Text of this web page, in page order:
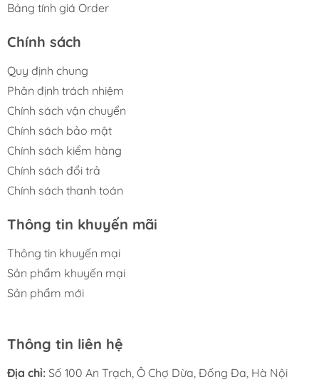
Bảng tính giá Order
Chính sách
Quy định chung
Phân định trách nhiệm
Chính sách vận chuyển
Chính sách bảo mật
Chính sách kiểm hàng
Chính sách đổi trả
Chính sách thanh toán
Thông tin khuyến mãi
Thông tin khuyến mại
Sản phẩm khuyến mại
Sản phẩm mới
Thông tin liên hệ
Địa chỉ: Số 100 An Trạch, Ô Chợ Dừa, Đống Đa, Hà Nội